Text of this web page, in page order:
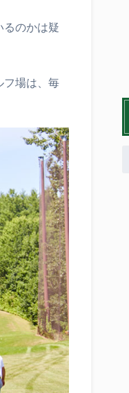
るのかは疑
フ場は、毎